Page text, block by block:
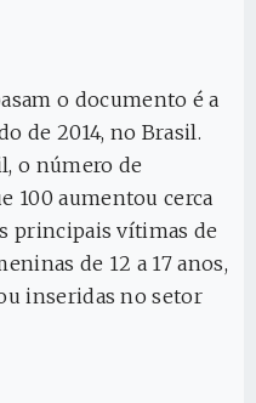
o documento é a
de 2014, no Brasil.
o número de
100 aumentou cerca
principais vítimas de
de 12 a 17 anos,
inseridas no setor